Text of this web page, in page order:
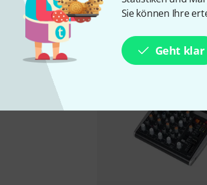
Sie können Ihre
Geht klar